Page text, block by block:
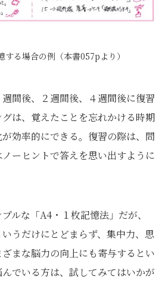
する場合の例（本書057pより）
間後、２週間後、４週間後に復習
は、覚えたことを忘れかける時期
効率的にできる。復習の際は、問
ーヒントで答えを思い出すように
ルな「A4・１枚記憶法」だが、
うだけにとどまらず、集中力、思
まな脳力の向上にも寄与するとい
でいる方は、試してみてはいかが